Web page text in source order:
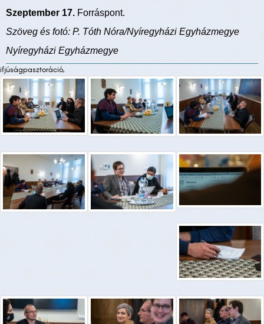
Szeptember 17. Forráspont.
Szöveg és fotó: P. Tóth Nóra/Nyíregyházi Egyházmegye
Nyíregyházi Egyházmegye
ifjúságpasztoráció,